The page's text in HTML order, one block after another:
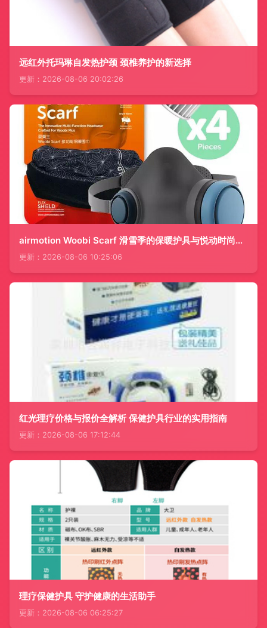
远红外托玛琳自发热护颈 颈椎养护的新选择
更新：2026-08-06 20:02:26
airmotion Woobi Scarf 滑雪季的保暖护具与悦动时尚革命
更新：2026-08-06 10:25:06
红光理疗价格与报价全解析 保健护具行业的实用指南
更新：2026-08-06 17:12:44
理疗保健护具 守护健康的生活助手
更新：2026-08-06 06:25:27